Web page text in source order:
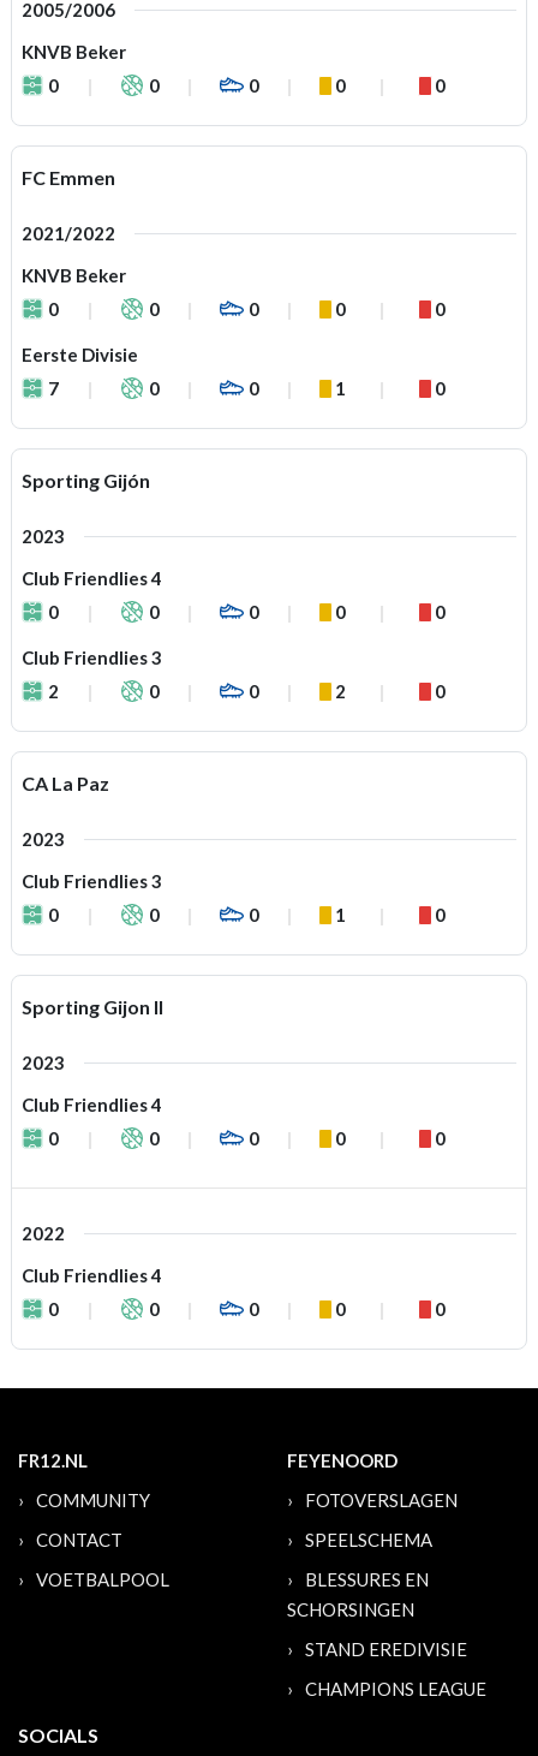
2005/2006
KNVB Beker
0
0 0 0 0
FC Emmen
2021/2022
KNVB Beker
0
0 0 0 0
Eerste Divisie
7
0 0 1 0
Sporting Gijón
2023
Club Friendlies 4
0
0 0 0 0
Club Friendlies 3
2
0 0 2 0
CA La Paz
2023
Club Friendlies 3
0
0 0 1 0
Sporting Gijon II
2023
Club Friendlies 4
0
0 0 0 0
2022
Club Friendlies 4
0
0 0 0 0
FR12.NL
COMMUNITY
CONTACT
VOETBALPOOL
FEYENOORD
FOTOVERSLAGEN
SPEELSCHEMA
BLESSURES EN
SCHORSINGEN
STAND EREDIVISIE
CHAMPIONS LEAGUE
SOCIALS